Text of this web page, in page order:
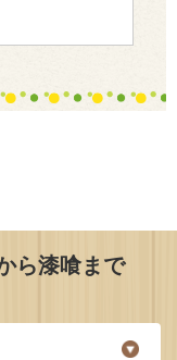
ら漆喰まで